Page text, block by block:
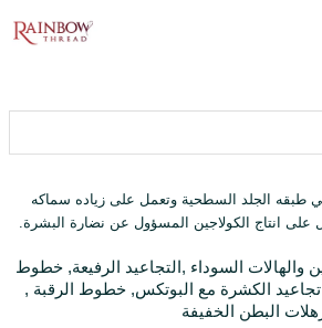
طبقه الجلد السطحية وتعمل على زياده سماكه
على انتاج الكولاجين المسؤول عن نضارة البشرة.
والهالات السوداء ,التجاعيد الرفيعة, خطوط
تجاعيد الكشرة مع البوتكس, خطوط الرقبة ,
البطن الخفيفة